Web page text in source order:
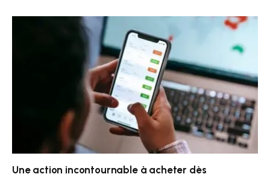
Une action incontournable à acheter dès